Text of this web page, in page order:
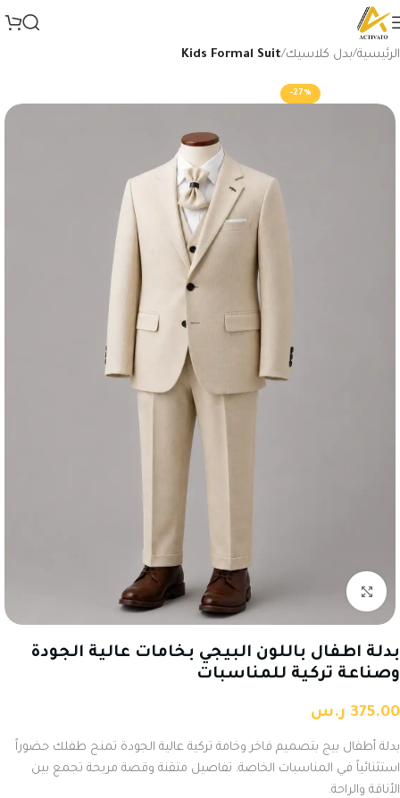
الرئيسية بدل كلاسيك Kids Formal Suit
-27%
Click to enlarge
بدلة اطفال باللون البيجي بخامات عالية الجودة
وصناعة تركية للمناسبات
375.00 ر.س
بدلة أطفال بيج بتصميم فاخر وخامة تركية عالية الجودة تمنح طفلك حضوراً
استثنائياً في المناسبات الخاصة. تفاصيل متقنة وقصة مريحة تجمع بين
الأناقة والراحة.